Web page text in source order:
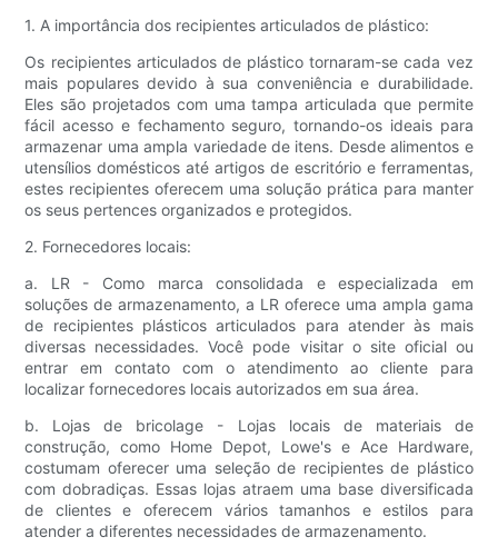
1. A importância dos recipientes articulados de plástico:
Os recipientes articulados de plástico tornaram-se cada vez
mais populares devido à sua conveniência e durabilidade.
Eles são projetados com uma tampa articulada que permite
fácil acesso e fechamento seguro, tornando-os ideais para
armazenar uma ampla variedade de itens. Desde alimentos e
utensílios domésticos até artigos de escritório e ferramentas,
estes recipientes oferecem uma solução prática para manter
os seus pertences organizados e protegidos.
2. Fornecedores locais:
a. LR - Como marca consolidada e especializada em
soluções de armazenamento, a LR oferece uma ampla gama
de recipientes plásticos articulados para atender às mais
diversas necessidades. Você pode visitar o site oficial ou
entrar em contato com o atendimento ao cliente para
localizar fornecedores locais autorizados em sua área.
b. Lojas de bricolage - Lojas locais de materiais de
construção, como Home Depot, Lowe's e Ace Hardware,
costumam oferecer uma seleção de recipientes de plástico
com dobradiças. Essas lojas atraem uma base diversificada
de clientes e oferecem vários tamanhos e estilos para
atender a diferentes necessidades de armazenamento.